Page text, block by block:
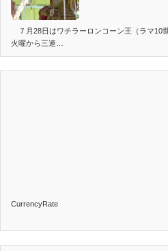
７月28日はワチラーロンコーン王（ラマ10
火曜から三連…
CurrencyRate